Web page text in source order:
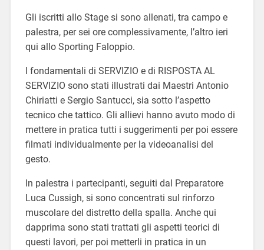
Gli iscritti allo Stage si sono allenati, tra campo e
palestra, per sei ore complessivamente, l’altro ieri
qui allo Sporting Faloppio.
I fondamentali di SERVIZIO e di RISPOSTA AL
SERVIZIO sono stati illustrati dai Maestri Antonio
Chiriatti e Sergio Santucci, sia sotto l’aspetto
tecnico che tattico. Gli allievi hanno avuto modo di
mettere in pratica tutti i suggerimenti per poi essere
filmati individualmente per la videoanalisi del
gesto.
In palestra i partecipanti, seguiti dal Preparatore
Luca Cussigh, si sono concentrati sul rinforzo
muscolare del distretto della spalla. Anche qui
dapprima sono stati trattati gli aspetti teorici di
questi lavori, per poi metterli in pratica in un